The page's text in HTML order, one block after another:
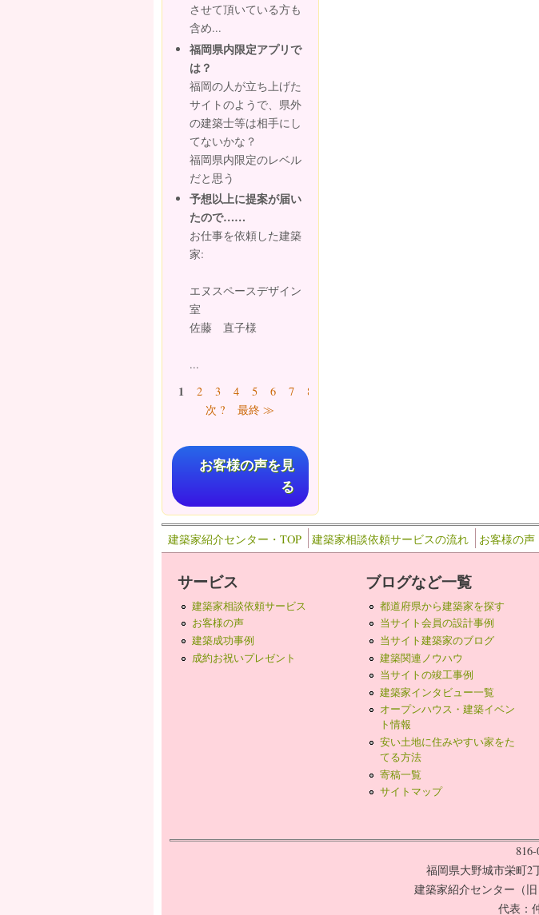
させて頂いている方も
含め...
福岡県内限定アプリで
は？
福岡の人が立ち上げた
サイトのようで、県外
の建築士等は相手にし
てないかな？
福岡県内限定のレベル
だと思う
予想以上に提案が届い
たので……
お仕事を依頼した建築
家:
エヌスペースデザイン
室
佐藤 直子様
...
ページ
1 2 3 4 5 6 7 8
次 ?
最終 ≫
お客様の声を見
る
建築家紹介センター・TOP 建築家相談依頼サービスの流れ お客様の声
サービス
建築家相談依頼サービス
お客様の声
建築成功事例
成約お祝いプレゼント
ブログなど一覧
都道府県から建築家を探す
当サイト会員の設計事例
当サイト建築家のブログ
建築関連ノウハウ
当サイトの竣工事例
建築家インタビュー一覧
オープンハウス・建築イベン
ト情報
安い土地に住みやすい家をた
てる方法
寄稿一覧
サイトマップ
福岡県大野城市栄町
建築家紹介センター（
代表：